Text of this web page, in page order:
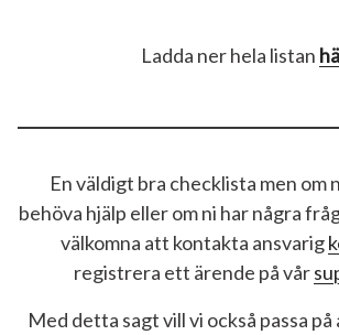
Ladda ner hela listan
En väldigt bra checklista men om
behöva hjälp eller om ni har några
välkomna att kontakta ansvarig
registrera ett ärende på vår
Med detta sagt vill vi också passa